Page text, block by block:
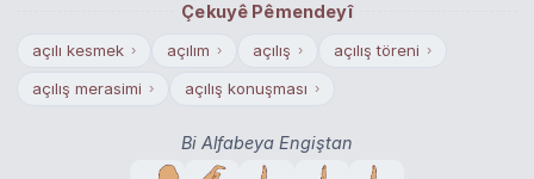
Çekuyê Pêmendeyî
açılı kesmek › açılım › açılış › açılış töreni ›
açılış merasimi › açılış konuşması ›
Bi Alfabeya Engiştan